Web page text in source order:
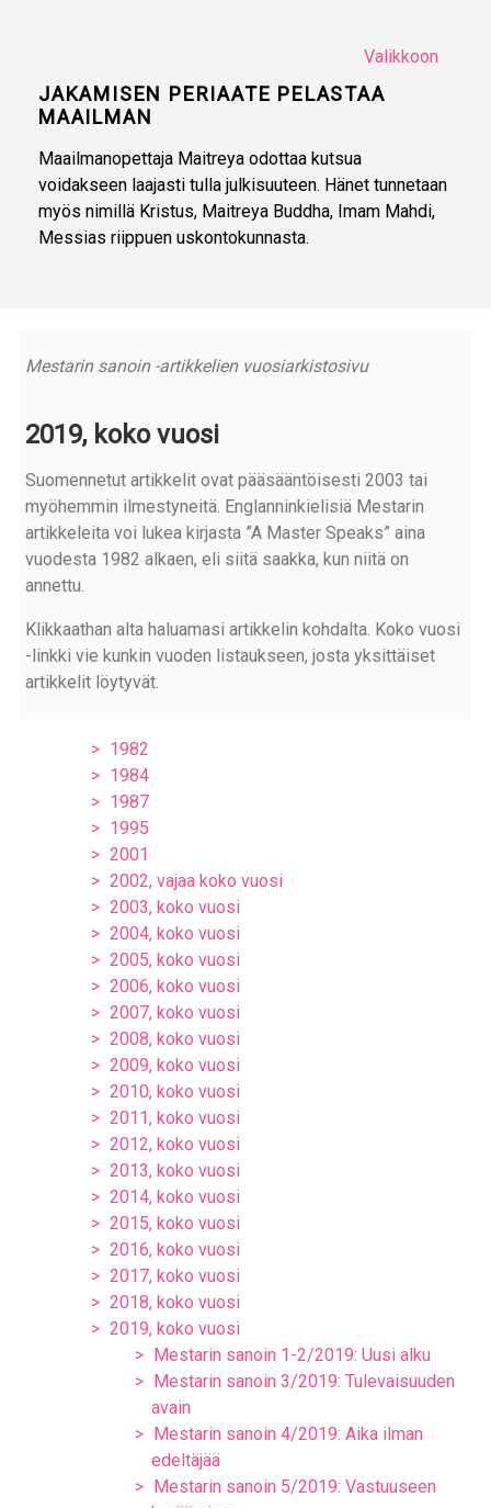
Valikkoon
JAKAMISEN PERIAATE PELASTAA
MAAILMAN
Maailmanopettaja Maitreya odottaa kutsua
voidakseen laajasti tulla julkisuuteen. Hänet tunnetaan
myös nimillä Kristus, Maitreya Buddha, Imam Mahdi,
Messias riippuen uskontokunnasta.
Mestarin sanoin -artikkelien vuosiarkistosivu
2019, koko vuosi
Suomennetut artikkelit ovat pääsääntöisesti 2003 tai
myöhemmin ilmestyneitä. Englanninkielisiä Mestarin
artikkeleita voi lukea kirjasta ”A Master Speaks” aina
vuodesta 1982 alkaen, eli siitä saakka, kun niitä on
annettu.
Klikkaathan alta haluamasi artikkelin kohdalta. Koko vuosi
-linkki vie kunkin vuoden listaukseen, josta yksittäiset
artikkelit löytyvät.
1982
1984
1987
1995
2001
2002, vajaa koko vuosi
2003, koko vuosi
2004, koko vuosi
2005, koko vuosi
2006, koko vuosi
2007, koko vuosi
2008, koko vuosi
2009, koko vuosi
2010, koko vuosi
2011, koko vuosi
2012, koko vuosi
2013, koko vuosi
2014, koko vuosi
2015, koko vuosi
2016, koko vuosi
2017, koko vuosi
2018, koko vuosi
2019, koko vuosi
Mestarin sanoin 1-2/2019: Uusi alku
Mestarin sanoin 3/2019: Tulevaisuuden
avain
Mestarin sanoin 4/2019: Aika ilman
edeltäjää
Mestarin sanoin 5/2019: Vastuuseen